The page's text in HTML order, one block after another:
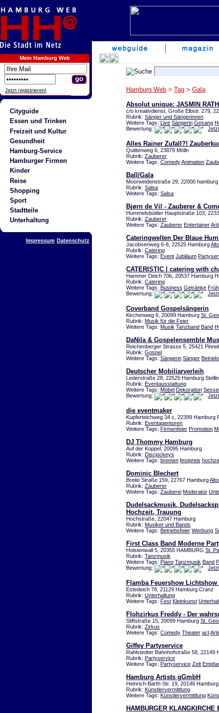
Mein Hamburg Web
Jetzt registrieren!
Cityguide
Essen und Trinken
Freizeit und Kultur
Gesundheit
Hamburg-Service
Hamburger Firmen
Kinder
Reise
Shopping
Sport
Stadtteile
Unterhaltung
Impressum Datenschutz
Hamburg Web > Tag > Gala
Absolut unique: JASMIN
c/o kreativdienst, Große Elbstr. 279,
Rubrik: Sänger und Sängerinnen
Weitere Tags: Live Sängerin Gesang
Bewertung:
Alles Rainer Zufall?!
Quittenweg 6, 23879 Mölln
Rubrik: Zauberer
Weitere Tags: ComedyAnimation
Ball/Gala
Moorweidenstraße 29, 22000 hamburg
Rubrik: Salsa
Weitere Tags: Salsa
Bjørn de Vil - Zauberer &
Hummelsbüttler Hauptstraße 103,
Rubrik: Zauberer
Weitere Tags: Zauberer Entertainer
Cateringwelten Der Blaue
Jacobsenweg 6-8, 22525 Hamburg
Rubrik: Catering
Weitere Tags: Event Jubiläum
CATERISTIC | catering with
Hammer Deich 70b, 20537 Hamburg
Rubrik: Catering
Weitere Tags: Business Getränke
Bewertung:
Coverband Gospelsängerin
Kirchenweg 6, 20099 Hamburg St.
Rubrik: Musik für die Feier
Weitere Tags: Musik Tanzband Band
DaNila & Gospelensemble
Reichenberger Strasse 5, 25421
Rubrik: Gospel
Weitere Tags: Sängerin Sänger
Deutscher Mobiliarverleih
Lederstraße 28, 22525 Hamburg
Rubrik: Eventausstattung
Weitere Tags: Möbel Dekoration Sessel
Bewertung:
die eventmaker
Kupferteichweg 34 c, 22399 Hamburg
Rubrik: Eventagenturen
Weitere Tags: Firmenfeier Promotion
DJ Thommy Hamburg
Auf der Koppel, 20095 Hamburg
Rubrik: Discjockeys
Weitere Tags: bremen festpreis
Dominic Blechert
Breite Straße 159, 22767 Hamburg
Rubrik: Zauberer
Weitere Tags: Zauberei Moderator
Dudelsackmusik,
Hochzeit, Trauung
Hochstraße, 22047 Hamburg
Rubrik: Musiker und Bands
Weitere Tags: Betriebsfeier Werbung
First Class Band Moderne
Holstenwall 5, 20355 HAMBURG St.
Rubrik: Tanzmusik
Weitere Tags: Piano Tanzmusik Band
Bewertung:
Flamba Feuershow
Estedeich 78, 21129 Hamburg Cranz
Rubrik: Unterhaltung
Weitere Tags: Fest Kleinkunst
Flohzirkus Freddy - Der
Stiftstraße 15, 20099 Hamburg St.
Rubrik: Zirkus
Weitere Tags: Comedy Theater act
Giffey Partyservice
Rahlstedter Bahnhofstraße 58, 22149
Rubrik: Partyservice
Weitere Tags: Partyservice Zelt
Hamburg Artists gGmbH
Heinrich-Barth-Str. 19, 20146
Rubrik: Künstlervermittlung
Weitere Tags: Künstlervermittlung
HAMBURGER